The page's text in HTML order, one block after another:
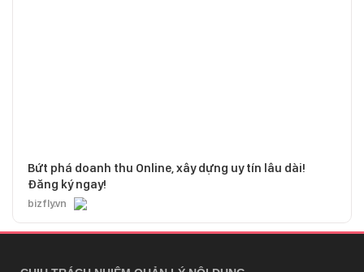
Bứt phá doanh thu Online, xây dựng uy tín lâu dài!
Đăng ký ngay!
bizfly.vn